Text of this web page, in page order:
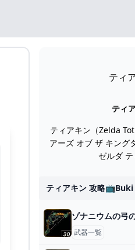
ティ
ティ
ティアキン（Zelda
アーズ オブ ザ キング
ゼルダ
ティアキン 攻略📺buki
ゾナニウムの弓
武器一覧